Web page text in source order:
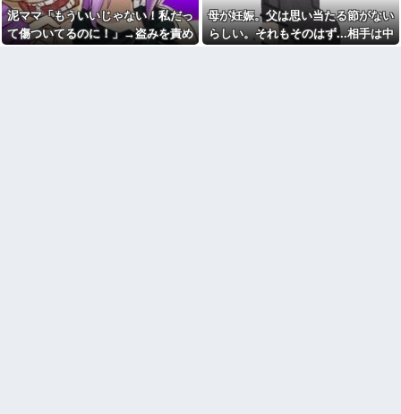
マンションの隣人「盗聴器が
見つかったの」私「まさかうち
も？」→業者に調査を依頼した
ら、犯人の正体まで見えてき
旦那（４０半ば）の夜の要求
に応えるのがしんどくなってき
て、そっちだけダメになってく
れたらと思ってジャンクフード
泥ママ「もういいじゃない！私だっ
て傷ついてるのに！」→盗みを責め
母が妊娠。父は思い当たる節がない
らしい。それもそのはず...相手は中